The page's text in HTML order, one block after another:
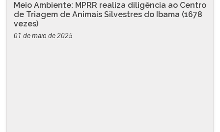
Meio Ambiente: MPRR realiza diligência ao Centro
de Triagem de Animais Silvestres do Ibama (1678
vezes)
01 de maio de 2025